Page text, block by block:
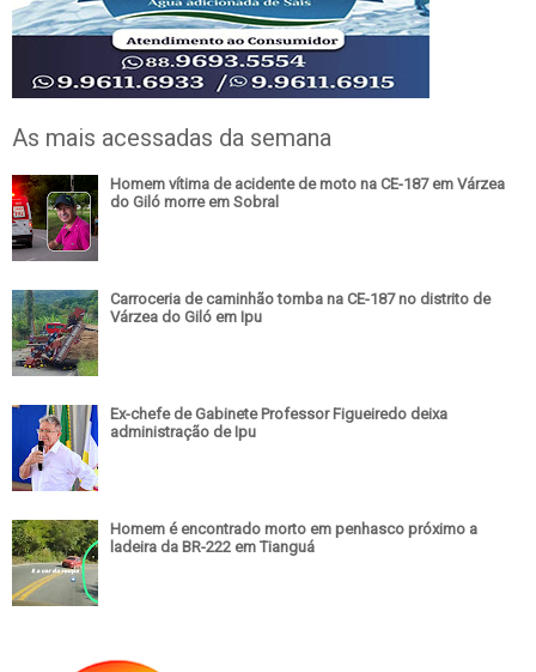
As mais acessadas da semana
Homem vítima de acidente de moto na CE-187 em Várzea
do Giló morre em Sobral
Carroceria de caminhão tomba na CE-187 no distrito de
Várzea do Giló em Ipu
Ex-chefe de Gabinete Professor Figueiredo deixa
administração de Ipu
Homem é encontrado morto em penhasco próximo a
ladeira da BR-222 em Tianguá